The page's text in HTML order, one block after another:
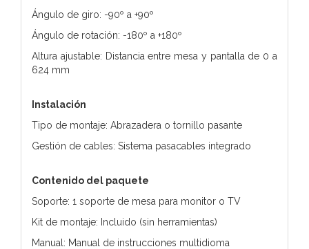
Ángulo de giro: -90º a +90º
Ángulo de rotación: -180º a +180º
Altura ajustable: Distancia entre mesa y pantalla de 0 a
624 mm
Instalación
Tipo de montaje: Abrazadera o tornillo pasante
Gestión de cables: Sistema pasacables integrado
Contenido del paquete
Soporte: 1 soporte de mesa para monitor o TV
Kit de montaje: Incluido (sin herramientas)
Manual: Manual de instrucciones multidioma